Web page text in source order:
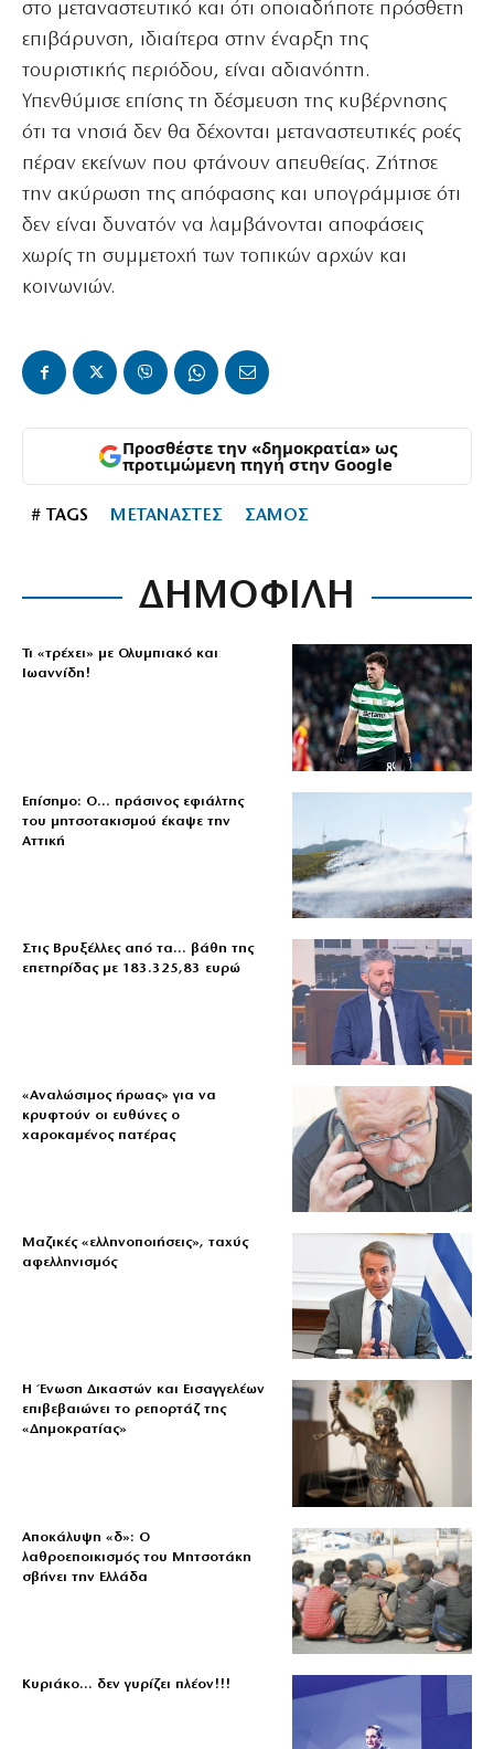
στο μεταναστευτικό και ότι οποιαδήποτε πρόσθετη
επιβάρυνση, ιδιαίτερα στην έναρξη της
τουριστικής περιόδου, είναι αδιανόητη.
Υπενθύμισε επίσης τη δέσμευση της κυβέρνησης
ότι τα νησιά δεν θα δέχονται μεταναστευτικές ροές
πέραν εκείνων που φτάνουν απευθείας. Ζήτησε
την ακύρωση της απόφασης και υπογράμμισε ότι
δεν είναι δυνατόν να λαμβάνονται αποφάσεις
χωρίς τη συμμετοχή των τοπικών αρχών και
κοινωνιών.
Προσθέστε την «δημοκρατία» ως
προτιμώμενη πηγή στην Google
# TAGS ΜΕΤΑΝΑΣΤΕΣ ΣΑΜΟΣ
ΔΗΜΟΦΙΛΗ
Τι «τρέχει» με Ολυμπιακό και
Ιωαννίδη!
Επίσημο: Ο… πράσινος εφιάλτης
του μητσοτακισμού έκαψε την
Αττική
Στις Βρυξέλλες από τα… βάθη της
επετηρίδας με 183.325,83 ευρώ
«Aναλώσιμος ήρωας» για να
κρυφτούν οι ευθύνες ο
χαροκαμένος πατέρας
Μαζικές «ελληνοποιήσεις», ταχύς
αφελληνισμός
Η Ένωση Δικαστών και Εισαγγελέων
επιβεβαιώνει το ρεπορτάζ της
«Δημοκρατίας»
Αποκάλυψη «δ»: Ο
λαθροεποικισμός του Μητσοτάκη
σβήνει την Ελλάδα
Κυριάκο… δεν γυρίζει πλέον!!!